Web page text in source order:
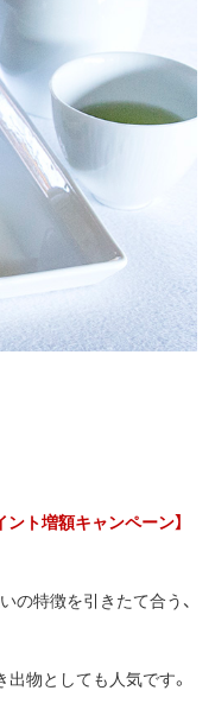
ト増額キャンペーン】
の特徴を引きたて合う、
物としても人気です。